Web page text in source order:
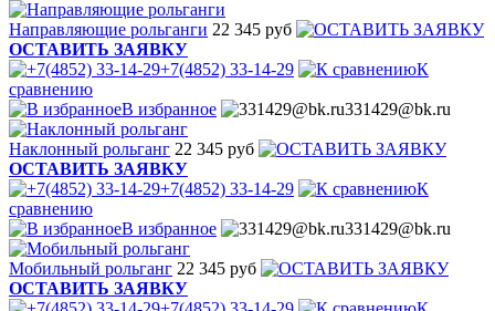
Направляющие рольганги 22 345 руб
ОСТАВИТЬ ЗАЯВКУ
+7(4852) 33-14-29
К
сравнению
В избранное
331429@bk.ru
Наклонный рольганг 22 345 руб
ОСТАВИТЬ ЗАЯВКУ
+7(4852) 33-14-29
К
сравнению
В избранное
331429@bk.ru
Мобильный рольганг 22 345 руб
ОСТАВИТЬ ЗАЯВКУ